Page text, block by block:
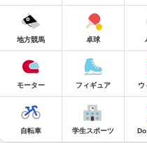
地方競馬 卓球
モーター フィギュア ウ
自転車 学生スポーツ